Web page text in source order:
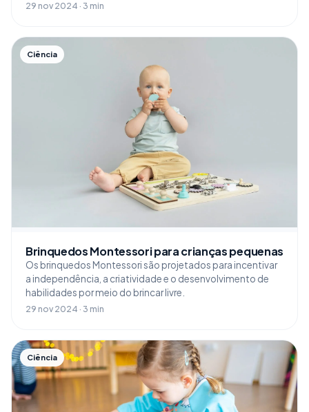
29 nov 2024 · 3 min
Ciência
Brinquedos Montessori para crianças pequenas
Os brinquedos Montessori são projetados para incentivar
a independência, a criatividade e o desenvolvimento de
habilidades por meio do brincar livre.
29 nov 2024 · 3 min
Ciência